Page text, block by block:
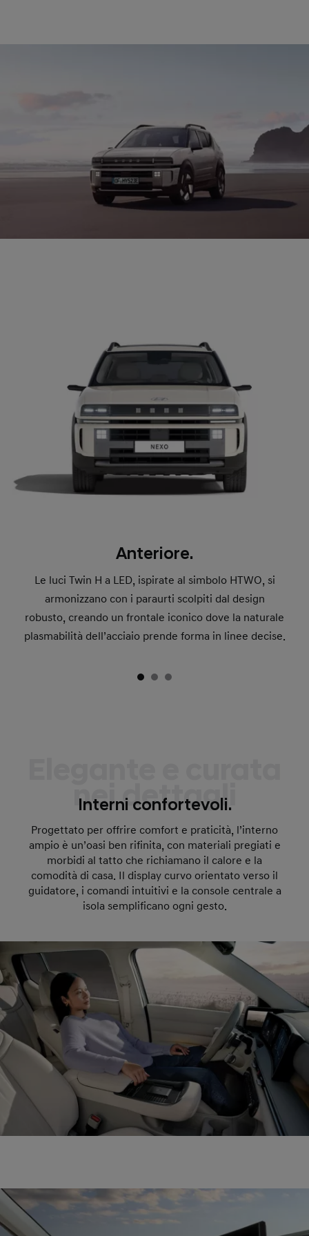
Anteriore.
Le luci Twin H a LED, ispirate al simbolo HTWO, si
armonizzano con i paraurti scolpiti dal design
robusto, creando un frontale iconico dove la naturale
plasmabilità dell’acciaio prende forma in linee decise.
nei dettagli
Interni confortevoli.
Progettato per offrire comfort e praticità, l’interno
ampio è un’oasi ben rifinita, con materiali pregiati e
morbidi al tatto che richiamano il calore e la
comodità di casa. Il display curvo orientato verso il
guidatore, i comandi intuitivi e la console centrale a
isola semplificano ogni gesto.